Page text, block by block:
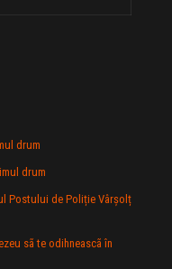
drum
drum
Postului de Poliție Vârșolț
sã te odihneascã în